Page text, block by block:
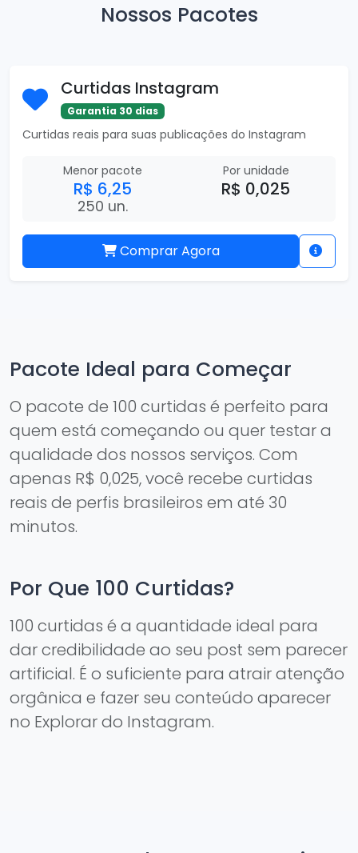
Nossos Pacotes
Curtidas Instagram
Garantia 30 dias
Curtidas reais para suas publicações do Instagram
Menor pacote
R$ 6,25
250 un.
Por unidade
R$ 0,025
Comprar Agora
Pacote Ideal para Começar
O pacote de 100 curtidas é perfeito para
quem está começando ou quer testar a
qualidade dos nossos serviços. Com
apenas R$ 0,025, você recebe curtidas
reais de perfis brasileiros em até 30
minutos.
Por Que 100 Curtidas?
100 curtidas é a quantidade ideal para
dar credibilidade ao seu post sem parecer
artificial. É o suficiente para atrair atenção
orgânica e fazer seu conteúdo aparecer
no Explorar do Instagram.